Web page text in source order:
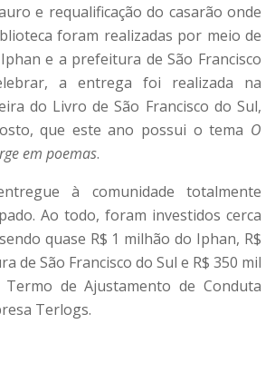
e requalificação do casarão onde
foram realizadas por meio de
e a prefeitura de São Francisco
a entrega foi realizada na
do Livro de São Francisco do Sul,
que este ano possui o tema O
em poemas.
à comunidade totalmente
Ao todo, foram investidos cerca
quase R$ 1 milhão do Iphan, R$
de São Francisco do Sul e R$ 350 mil
de Ajustamento de Conduta
Terlogs.